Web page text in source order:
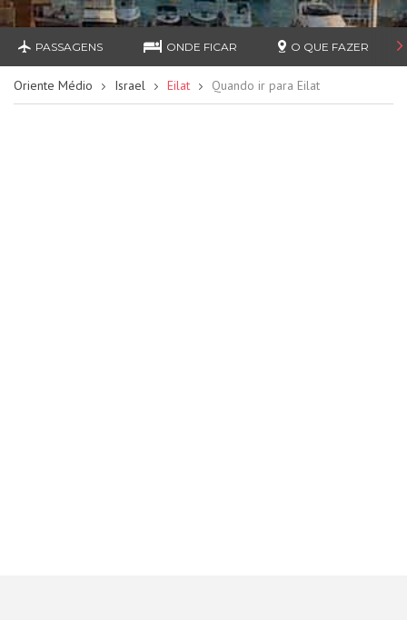
PASSAGENS ONDE FICAR O QUE FAZER
Oriente Médio Israel Eilat Quando ir para Eilat